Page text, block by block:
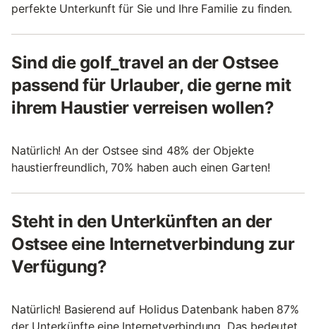
perfekte Unterkunft für Sie und Ihre Familie zu finden.
Sind die golf_travel an der Ostsee
passend für Urlauber, die gerne mit
ihrem Haustier verreisen wollen?
Natürlich! An der Ostsee sind 48% der Objekte
haustierfreundlich, 70% haben auch einen Garten!
Steht in den Unterkünften an der
Ostsee eine Internetverbindung zur
Verfügung?
Natürlich! Basierend auf Holidus Datenbank haben 87%
der Unterkünfte eine Internetverbindung. Das bedeutet,